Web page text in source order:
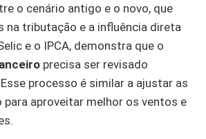
o cenário antigo e o novo, que
na tributação e a influência direta
e o IPCA, demonstra que o
precisa ser revisado
processo é similar a ajustar as
para aproveitar melhor os ventos e